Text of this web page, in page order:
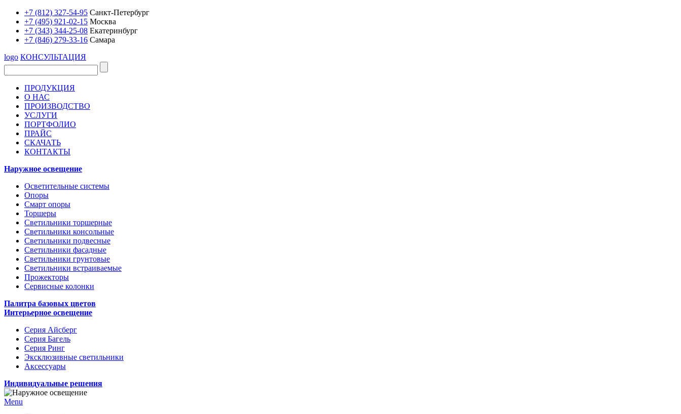
+7 (812) 327-54-95 Санкт-Петербург
+7 (495) 921-02-15 Москва
+7 (343) 344-25-08 Екатеринбург
+7 (846) 279-33-16 Самара
logo КОНСУЛЬТАЦИЯ
ПРОДУКЦИЯ
О НАС
ПРОИЗВОДСТВО
УСЛУГИ
ПОРТФОЛИО
ПРАЙС
СКАЧАТЬ
КОНТАКТЫ
Наружное освещение
Осветительные системы
Опоры
Смарт опоры
Торшеры
Светильники торшерные
Светильники консольные
Светильники подвесные
Светильники фасадные
Светильники грунтовые
Светильники встраиваемые
Прожекторы
Сервисные колонки
Палитра базовых цветов
Интерьерное освещение
Серия Айсберг
Серия Багель
Серия Ринг
Эксклюзивные светильники
Аксессуары
Индивидуальные решения
Menu